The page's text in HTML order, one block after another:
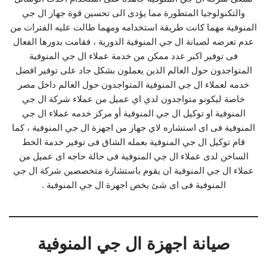
والتكنولوجيا المتطورة مما يؤدى الى تحسين قوة جهاز ال جي
المنوفية مهما كانت طريقة استخدامه ومهما طالت عليه الفترات من
عدم تعرضه لصيانة ال جي المنوفية الدورية ، فقامت بدورها الفعال
فى توفير اكبر عدد ممكن من خدمة عملاء ال جي المنوفية
المتواجدون حول العالم الذين يعملون بشكل جاد على توفير افضل
خدمه لعملاء ال جي المنوفية المتواجدون حول العالم داخل مصر
خاصة ليكونو متواجدون لدي اي عميل من عملاء شركة ال جي
المنوفية او توكيل ال جي المنوفية أو مركز خدمه عملاء ال جي
المنوفية فى اى استشاره لاي جهاز من اجهزة ال جي المنوفية ، كما
قام توكيل ال جي المنوفية بعمله الشاق فى توفير خدمة الخط
الساخن لدى عملاء ال جي المنوفية فى حالة حاجه اى عميل من
عملاء ال جي المنوفية ان يقوم باستشارة متخصصين شركة ال جي
المنوفية فى اى شئ يخص اجهزة ال جي المنوفية .
صيانة اجهزة ال جي المنوفية